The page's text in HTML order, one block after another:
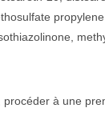
à une